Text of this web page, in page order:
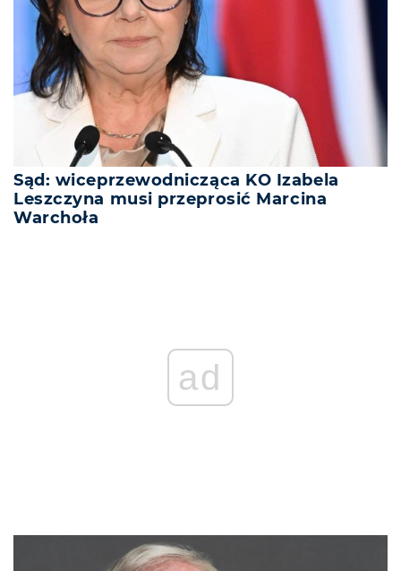
Sąd: wiceprzewodnicząca KO Izabela
Leszczyna musi przeprosić Marcina
Warchoła
ad